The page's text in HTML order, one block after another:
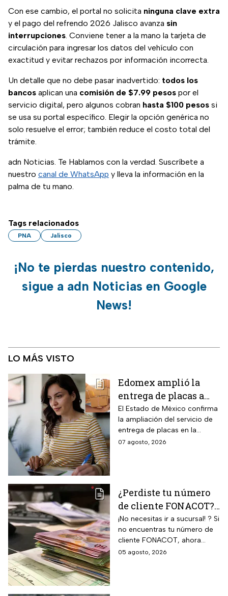
Con ese cambio, el portal no solicita ninguna clave extra
y el pago del refrendo 2026 Jalisco avanza sin
interrupciones. Conviene tener a la mano la tarjeta de
circulación para ingresar los datos del vehículo con
exactitud y evitar rechazos por información incorrecta.
Un detalle que no debe pasar inadvertido: todos los
bancos aplican una comisión de $7.99 pesos por el
servicio digital, pero algunos cobran hasta $100 pesos si
se usa su portal específico. Elegir la opción genérica no
solo resuelve el error; también reduce el costo total del
trámite.
adn Noticias. Te Hablamos con la verdad. Suscríbete a
nuestro canal de WhatsApp y lleva la información en la
palma de tu mano.
Tags relacionados
PNA Jalisco
¡No te pierdas nuestro contenido,
sigue a adn Noticias en Google
News!
LO MÁS VISTO
Edomex amplió la
entrega de placas a
domicilio a todo el
estado: los tres pasos
para reemplacar en
línea antes del 31 de
El Estado de México confirma
la ampliación del servicio de
entrega de placas en la
puerta del domicilio,
deben completar el cambio.
07 agosto, 2026
¿Perdiste tu número
de cliente FONACOT?
Así puedes
recuperarlo y
consultar tu crédito
2026
¡No necesitas ir a sucursal! ? Si
no encuentras tu número de
cliente FONACOT, ahora
puedes recuperarlo y
05 agosto, 2026